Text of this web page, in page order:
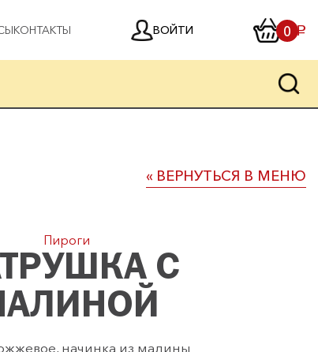
КОНТАКТЫ ВОЙТИ 0
0a
НАЙТИ
« ВЕРНУТЬСЯ В МЕНЮ
Пироги
С
начинка из малины